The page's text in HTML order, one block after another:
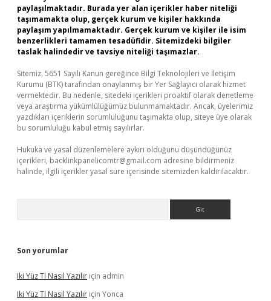
paylaşılmaktadır. Burada yer alan içerikler haber niteliği
taşımamakta olup, gerçek kurum ve kişiler hakkında
paylaşım yapılmamaktadır. Gerçek kurum ve kişiler ile isim
benzerlikleri tamamen tesadüfidir. Sitemizdeki bilgiler
taslak halindedir ve tavsiye niteliği taşımazlar.
Sitemiz, 5651 Sayılı Kanun gereğince Bilgi Teknolojileri ve İletişim
Kurumu (BTK) tarafından onaylanmış bir Yer Sağlayıcı olarak hizmet
vermektedir. Bu nedenle, sitedeki içerikleri proaktif olarak denetleme
veya araştırma yükümlülüğümüz bulunmamaktadır. Ancak, üyelerimiz
yazdıkları içeriklerin sorumluluğunu taşımakta olup, siteye üye olarak
bu sorumluluğu kabul etmiş sayılırlar.
Hukuka ve yasal düzenlemelere aykırı olduğunu düşündüğünüz
içerikleri, backlinkpanelicomtr@gmail.com adresine bildirmeniz
halinde, ilgili içerikler yasal süre içerisinde sitemizden kaldırılacaktır.
Son yorumlar
Iki Yüz Tl Nasıl Yazılır için admin
Iki Yüz Tl Nasıl Yazılır için Yonca